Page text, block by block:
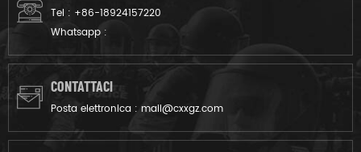
Tel : +86-18924157220
Whatsapp :
CONTATTACI
Posta elettronica : mail@cxxgz.com